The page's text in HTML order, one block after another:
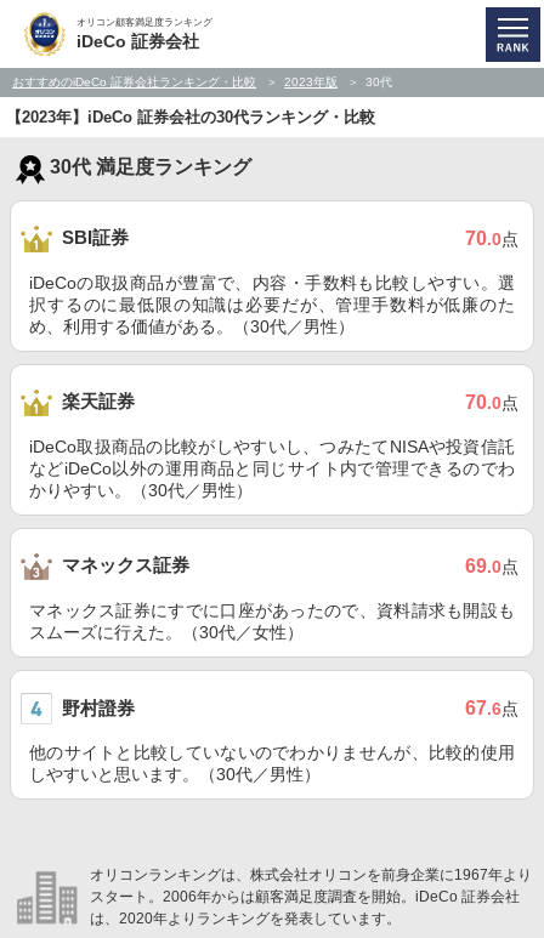
オリコン顧客満足度ランキング
iDeCo 証券会社
おすすめのiDeCo 証券会社ランキング・比較 2023年版 30代
【2023年】iDeCo 証券会社の30代ランキング・比較
30代 満足度ランキング
SBI証券 70.0点
iDeCoの取扱商品が豊富で、内容・手数料も比較しやすい。選
択するのに最低限の知識は必要だが、管理手数料が低廉のた
め、利用する価値がある。（30代／男性）
楽天証券 70.0点
iDeCo取扱商品の比較がしやすいし、つみたてNISAや投資信託
などiDeCo以外の運用商品と同じサイト内で管理できるのでわ
かりやすい。（30代／男性）
マネックス証券 69.0点
マネックス証券にすでに口座があったので、資料請求も開設も
スムーズに行えた。（30代／女性）
野村證券 67.6点
他のサイトと比較していないのでわかりませんが、比較的使用
しやすいと思います。（30代／男性）
オリコンランキングは、株式会社オリコンを前身企業に1967年より
スタート。2006年からは顧客満足度調査を開始。iDeCo 証券会社
は、2020年よりランキングを発表しています。